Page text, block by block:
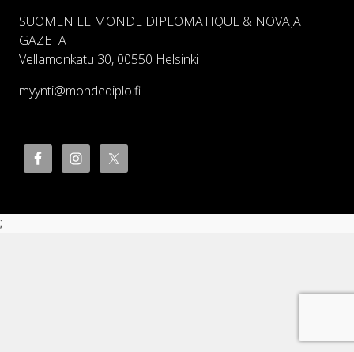
SUOMEN LE MONDE DIPLOMATIQUE & NOVAJA
GAZETA
Vellamonkatu 30, 00550 Helsinki
myynti@mondediplo.fi
;